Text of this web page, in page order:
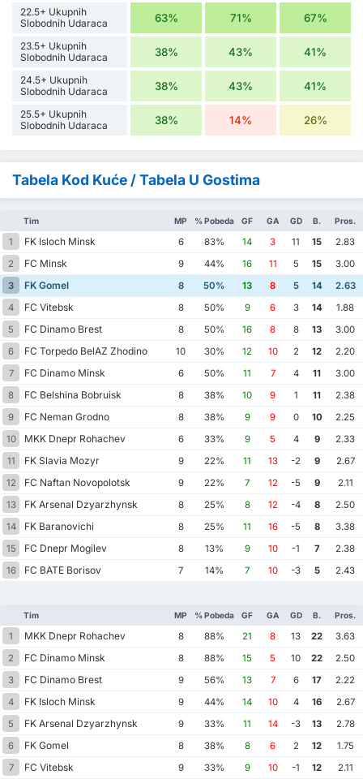
22.5+ Ukupnih
Slobodnih Udaraca
63% 71% 67%
23.5+ Ukupnih
Slobodnih Udaraca
38% 43% 41%
24.5+ Ukupnih
Slobodnih Udaraca
38% 43% 41%
25.5+ Ukupnih
Slobodnih Udaraca
38% 14% 26%
Tabela Kod Kuće / Tabela U Gostima
Tim MP % Pobeda GF GA GD B. Pros.
1 FK Isloch Minsk 6 83% 14 3 11 15
2.83
2
FC Minsk 9 44% 16 11 5 15
3.00
3
FK Gomel 8 50% 13 8 5 14
2.63
4
FC Vitebsk 8 50% 9 6 3 14
1.88
5
FC Dinamo Brest 8 50% 16 8 8 13
3.00
6
FC Torpedo BelAZ Zhodino 10 30% 12 10 2 12
2.20
7
FC Dinamo Minsk 6 50% 11 7 4 11
3.00
8
FC Belshina Bobruisk 8 38% 10 9 1 11
2.38
9
FC Neman Grodno 8 38% 9 9 0 10
2.25
10
MKK Dnepr Rohachev 6 33% 9 5 4 9
2.33
11
FK Slavia Mozyr 9 22% 11 13 -2 9
2.67
12
FC Naftan Novopolotsk 9 22% 7 12 -5 9
2.11
13
FK Arsenal Dzyarzhynsk 8 25% 8 12 -4 8
2.50
14
FK Baranovichi 8 25% 11 16 -5 8
3.38
15
FC Dnepr Mogilev 8 13% 9 10 -1 7
2.38
16
FC BATE Borisov 7 14% 7 10 -3 5 2.43
Tim MP % Pobeda GF GA GD B. Pros.
1 MKK Dnepr Rohachev 8 88% 21 8 13 22
3.63
2
FC Dinamo Minsk 8 88% 15 5 10 22
2.50
3
FC Dinamo Brest 9 56% 13 7 6 17
2.22
4
FK Isloch Minsk 9 44% 14 10 4 16
2.67
5
FK Arsenal Dzyarzhynsk 9 33% 11 14 -3 13
2.78
6
FK Gomel 8 38% 8 6 2 12
1.75
7
FC Vitebsk 9 33% 9 10 -1 12
2.11